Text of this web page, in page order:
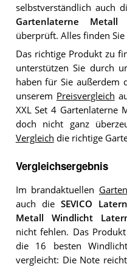
selbstverständlich auch
Gartenlaterne
überprüft. Alles finden Sie
Das richtige Produkt zu
unterstützen Sie durch
haben für Sie außerdem
unserem Preisvergleich
XXL Set 4 Gartenlaterne
doch nicht ganz
Vergleich die richtige
Vergleichsergebnis
Im brandaktuellen
auch dieSEVICO
Metall Windlicht
nicht fehlen. Das
die 16 besten
vergleicht: Die Note